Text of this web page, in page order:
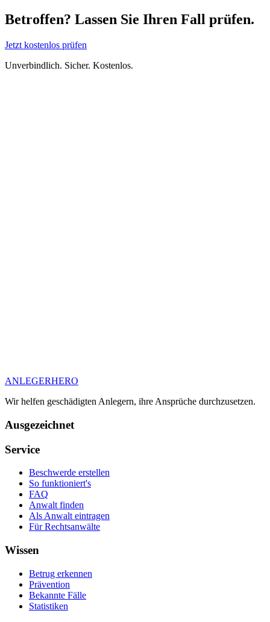
Betroffen? Lassen Sie Ihren Fall prüfen.
Jetzt kostenlos prüfen
Unverbindlich. Sicher. Kostenlos.
ANLEGERHERO
Wir helfen geschädigten Anlegern, ihre Ansprüche durchzusetzen.
Ausgezeichnet
Service
Beschwerde erstellen
So funktioniert's
FAQ
Anwalt finden
Als Anwalt eintragen
Für Rechtsanwälte
Wissen
Betrug erkennen
Prävention
Bekannte Fälle
Statistiken